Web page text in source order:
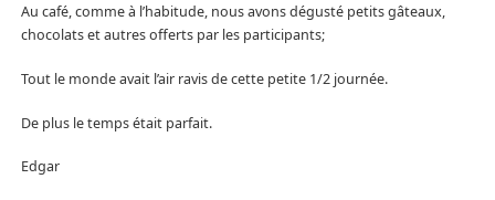
Au café, comme à l’habitude, nous avons dégusté petits gâteaux,
chocolats et autres offerts par les participants;
Tout le monde avait l’air ravis de cette petite 1/2 journée.
De plus le temps était parfait.
Edgar